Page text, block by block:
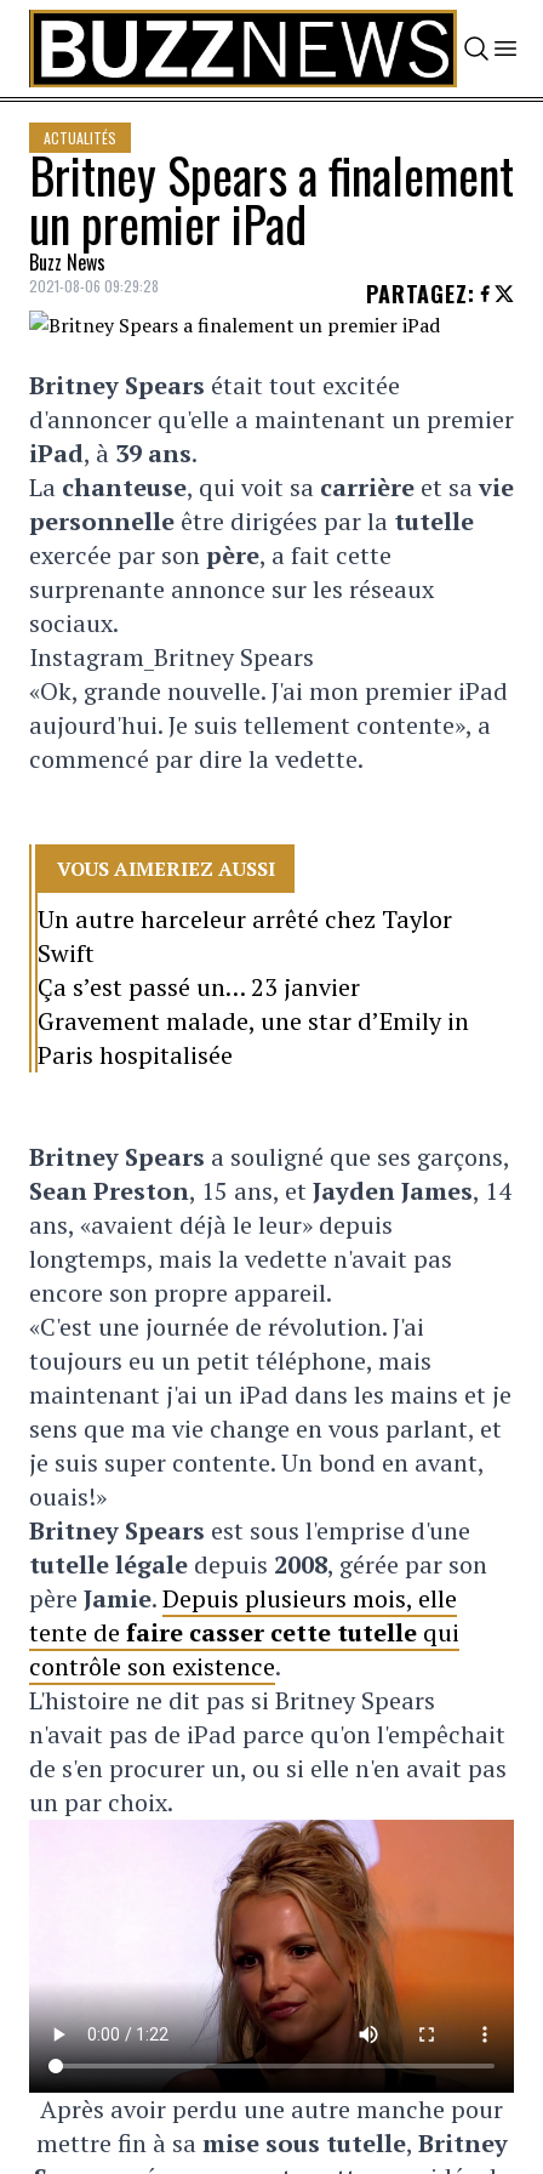
Skip to content
ACTUALITÉS
Britney Spears a finalement
un premier iPad
Buzz News
2021-08-06 09:29:28 PARTAGEZ:
Britney Spears était tout excitée
d'annoncer qu'elle a maintenant un premier
iPad, à 39 ans.
La chanteuse, qui voit sa carrière et savie
personnelle être dirigées par la tutelle
exercée par sonpère, a fait cette
surprenante annonce sur les réseaux
sociaux.
Instagram_Britney Spears
«Ok, grande nouvelle. J'ai mon premier iPad
aujourd'hui. Je suis tellement contente», a
commencé par dire la vedette.
VOUS AIMERIEZ AUSSI
Un autre harceleur arrêté chez Taylor
Swift
Ça s’est passé un… 23 janvier
Gravement malade, une star d’Emily in
Paris hospitalisée
Britney Spears a souligné que ses garçons,
Sean Preston, 15 ans, et Jayden James, 14
ans, «avaient déjà le leur» depuis
longtemps, mais la vedette n'avait pas
encore son propre appareil.
«C'est une journée de révolution. J'ai
toujours eu un petit téléphone, mais
maintenant j'ai un iPad dans les mains et je
sens que ma vie change en vous parlant, et
je suis super contente. Un bond en avant,
ouais!»
Britney Spears est sous l'emprise d'une
tutelle légale depuis 2008, gérée par son
père Jamie.Depuis plusieurs mois, elle
tente de faire casser cette tutelle qui
contrôle son existence.
L'histoire ne dit pas si Britney Spears
n'avait pas de iPad parce qu'on l'empêchait
de s'en procurer un, ou si elle n'en avait pas
un par choix.
Après avoir perdu une autre manche pour
mettre fin à samise sous tutelle, Britney